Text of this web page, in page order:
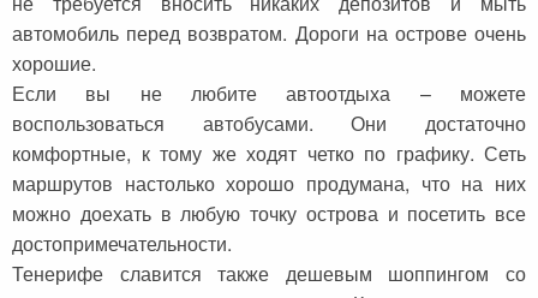
автомобиль перед возвратом. Дороги на острове очень
хорошие.
Если вы не любите автоотдыха – можете
воспользоваться автобусами. Они достаточно
комфортные, к тому же ходят четко по графику. Сеть
маршрутов настолько хорошо продумана, что на них
можно доехать в любую точку острова и посетить все
достопримечательности.
Тенерифе славится также дешевым шоппингом со